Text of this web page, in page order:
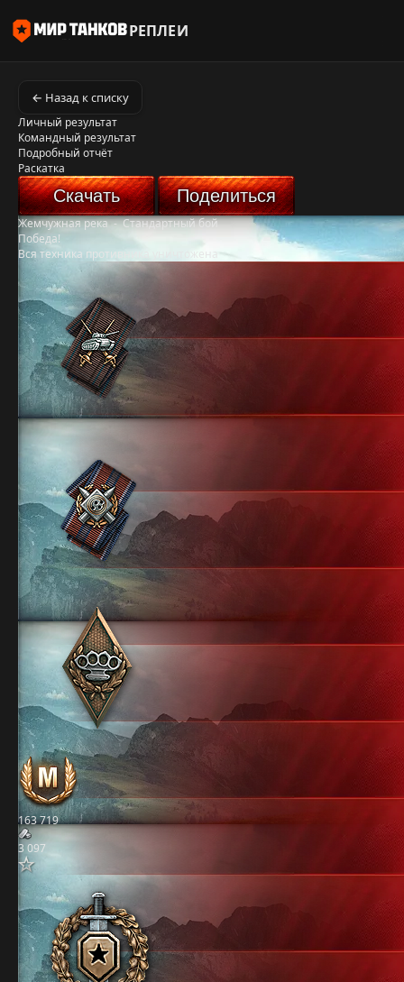
РЕПЛЕИ
← Назад к списку
Личный результат
Командный результат
Подробный отчёт
Раскатка
Скачать Поделиться
Жемчужная река-Стандартный бой
Победа!
Вся техника противника уничтожена
163 719
3 097